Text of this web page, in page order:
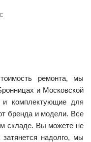
ремонта, мы
и Московской
комплектующие для
бренда и модели. Все
складе. Вы можете не
затянется надолго, мы